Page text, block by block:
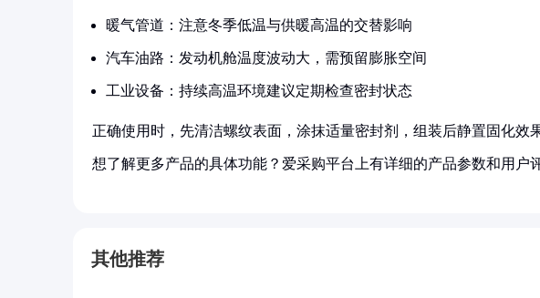
暖气管道：注意冬季低温与供暖高温的交替影响
汽车油路：发动机舱温度波动大，需预留膨胀空间
工业设备：持续高温环境建议定期检查密封状态
正确使用时，先清洁螺纹表面，涂抹适量密封剂，组装后静置固化效
想了解更多产品的具体功能？爱采购平台上有详细的产品参数和用户
其他推荐